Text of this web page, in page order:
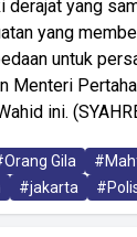
yang
yang
untuk
Menteri
ini.
Gila
#jakarta